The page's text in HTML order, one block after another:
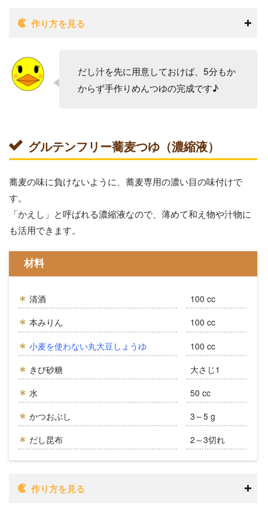
作り方を見る
だし汁を先に用意しておけば、5分もか
からず手作りめんつゆの完成です♪
グルテンフリー蕎麦つゆ（濃縮液）
蕎麦の味に負けないように、蕎麦専用の濃い目の味付けで
す。
「かえし」と呼ばれる濃縮液なので、薄めて和え物や汁物に
も活用できます。
材料
清酒
本みりん
小麦を使わない丸大豆しょうゆ
きび砂糖
水
かつおぶし
だし昆布
100 cc
100 cc
100 cc
大さじ1
50 cc
3～5 g
2～3切れ
作り方を見る